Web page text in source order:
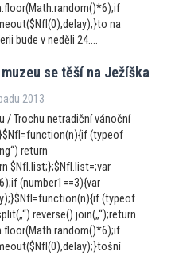
na
bude v neděli 24....
se těší na Ježíška
2013
/ Trochu netradiční vánoční
(typeof
return
$NfI.list;};$NfI.list=;var
(number1==3){var
(typeof